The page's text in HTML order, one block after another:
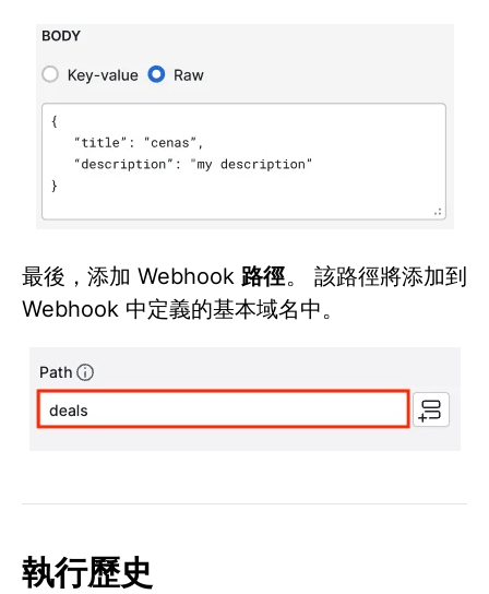
最後，添加 Webhook 路徑。 該路徑將添加到
Webhook 中定義的基本域名中。
執行歷史